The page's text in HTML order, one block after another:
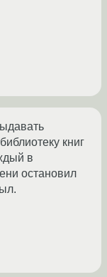
книг
в
остановил